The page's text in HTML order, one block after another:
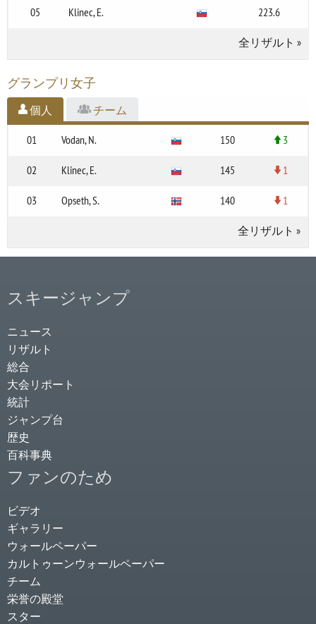
05 Klinec, E. 223.6
全リザルト »
グランプリ女子
個人 チーム
01 Vodan, N. 150 3
02 Klinec, E. 145 1
03 Opseth, S. 140 1
全リザルト »
スキージャンプ
ニュース
リザルト
総合
大会リポート
統計
ジャンプ台
歴史
百科事典
ファンのため
ビデオ
ギャラリー
ウォールペーパー
カルトゥーンウォールペーパー
チーム
栄誉の殿堂
スター